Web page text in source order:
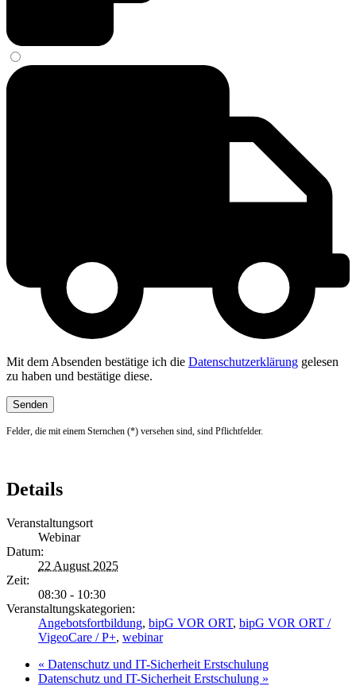
Mit dem Absenden bestätige ich die Datenschutzerklärung gelesen
zu haben und bestätige diese.
Felder, die mit einem Sternchen (*) versehen sind, sind Pflichtfelder.
Details
Veranstaltungsort
Webinar
Datum:
22 August 2025
Zeit:
08:30 - 10:30
Veranstaltungskategorien:
Angebotsfortbildung, bipG VOR ORT, bipG VOR ORT /
VigeoCare / P+, webinar
« Datenschutz und IT-Sicherheit Erstschulung
Datenschutz und IT-Sicherheit Erstschulung »